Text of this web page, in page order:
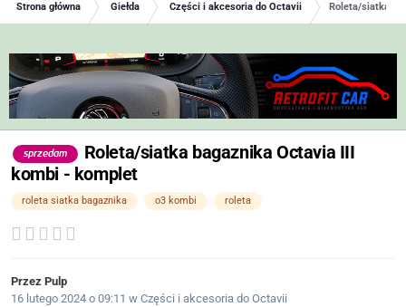
Strona główna Giełda Części i akcesoria do Octavii Roleta/siatka
sprzedam
Roleta/siatka bagaznika Octavia III
kombi - komplet
roleta siatka bagaznika o3 kombi roleta
Przez Pulp
16 lutego 2024 o 09:11 w Części i akcesoria do Octavii